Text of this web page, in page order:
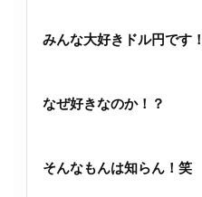
みんな大好きドル円です！
なぜ好きなのか！？
そんなもんは知らん！笑